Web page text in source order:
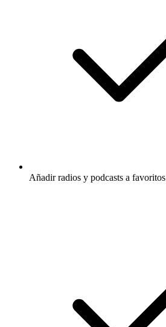
Añadir radios y podcasts a favoritos